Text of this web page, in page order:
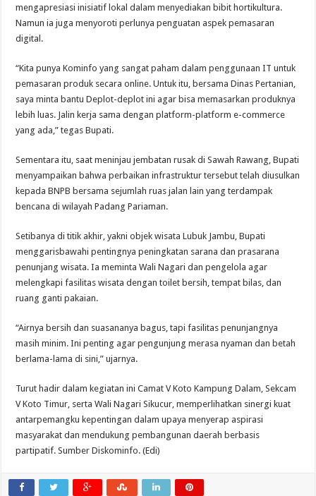
mengapresiasi inisiatif lokal dalam menyediakan bibit hortikultura.
Namun ia juga menyoroti perlunya penguatan aspek pemasaran
digital.
“Kita punya Kominfo yang sangat paham dalam penggunaan IT untuk
pemasaran produk secara online. Untuk itu, bersama Dinas Pertanian,
saya minta bantu Deplot-deplot ini agar bisa memasarkan produknya
lebih luas. Jalin kerja sama dengan platform-platform e-commerce
yang ada,” tegas Bupati.
Sementara itu, saat meninjau jembatan rusak di Sawah Rawang, Bupati
menyampaikan bahwa perbaikan infrastruktur tersebut telah diusulkan
kepada BNPB bersama sejumlah ruas jalan lain yang terdampak
bencana di wilayah Padang Pariaman.
Setibanya di titik akhir, yakni objek wisata Lubuk Jambu, Bupati
menggarisbawahi pentingnya peningkatan sarana dan prasarana
penunjang wisata. Ia meminta Wali Nagari dan pengelola agar
melengkapi fasilitas wisata dengan toilet bersih, tempat bilas, dan
ruang ganti pakaian.
“Airnya bersih dan suasananya bagus, tapi fasilitas penunjangnya
masih minim. Ini penting agar pengunjung merasa nyaman dan betah
berlama-lama di sini,” ujarnya.
Turut hadir dalam kegiatan ini Camat V Koto Kampung Dalam, Sekcam
V Koto Timur, serta Wali Nagari Sikucur, memperlihatkan sinergi kuat
antarpemangku kepentingan dalam upaya menyerap aspirasi
masyarakat dan mendukung pembangunan daerah berbasis
partipatif. Sumber Diskominfo. (Edi)